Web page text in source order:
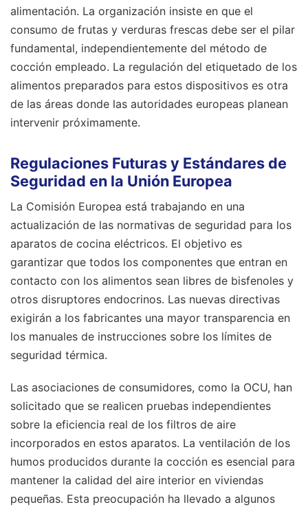
alimentación. La organización insiste en que el
consumo de frutas y verduras frescas debe ser el pilar
fundamental, independientemente del método de
cocción empleado. La regulación del etiquetado de los
alimentos preparados para estos dispositivos es otra
de las áreas donde las autoridades europeas planean
intervenir próximamente.
Regulaciones Futuras y Estándares de
Seguridad en la Unión Europea
La Comisión Europea está trabajando en una
actualización de las normativas de seguridad para los
aparatos de cocina eléctricos. El objetivo es
garantizar que todos los componentes que entran en
contacto con los alimentos sean libres de bisfenoles y
otros disruptores endocrinos. Las nuevas directivas
exigirán a los fabricantes una mayor transparencia en
los manuales de instrucciones sobre los límites de
seguridad térmica.
Las asociaciones de consumidores, como la OCU, han
solicitado que se realicen pruebas independientes
sobre la eficiencia real de los filtros de aire
incorporados en estos aparatos. La ventilación de los
humos producidos durante la cocción es esencial para
mantener la calidad del aire interior en viviendas
pequeñas. Esta preocupación ha llevado a algunos